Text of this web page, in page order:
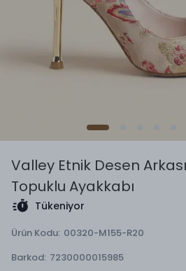
Valley Etnik Desen
Topuklu Ayakkabı
Tükeniyor
Ürün Kodu: 00320-M155-R20
Barkod: 7230000015985